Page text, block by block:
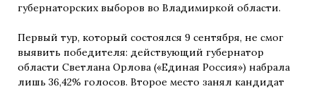
губернаторских выборов во Владимиркой области.
Первый тур, который состоялся 9 сентября, не смог
выявить победителя: действующий губернатор
области Светлана Орлова («Единая Россия») набрала
лишь 36,42% голосов. Второе место занял кандидат